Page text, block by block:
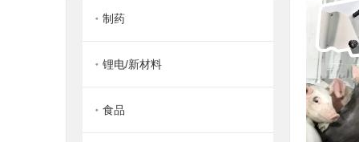
制药
锂电/新材料
食品